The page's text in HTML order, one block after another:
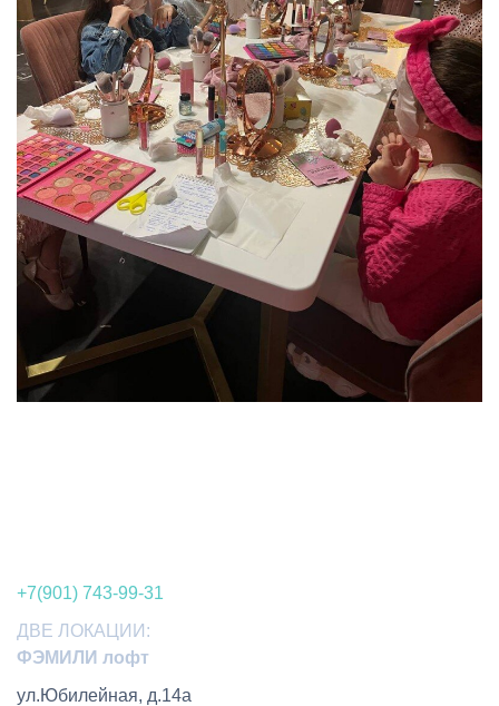
+7(901) 743-99-31
ДВЕ ЛОКАЦИИ:
ФЭМИЛИ лофт
ул.Юбилейная, д.14а